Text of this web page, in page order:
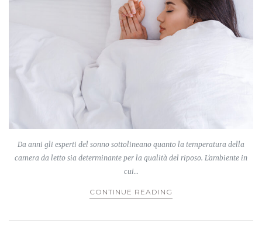
Da anni gli esperti del sonno sottolineano quanto la temperatura della
camera da letto sia determinante per la qualità del riposo. L’ambiente in
cui…
CONTINUE READING